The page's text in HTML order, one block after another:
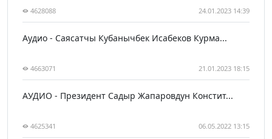
4628088 24.01.2023 14:39
Аудио - Саясатчы Кубанычбек Исабеков Курма...
4663071 21.01.2023 18:15
АУДИО - Президент Садыр Жапаровдун Констит...
4625341 06.05.2022 13:15